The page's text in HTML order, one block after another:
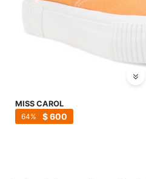
MISS CAROL
$600
64